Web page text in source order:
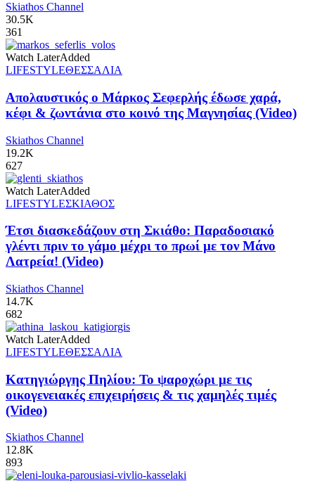
Skiathos Channel
30.5K
361
Watch LaterAdded
LIFESTYLEΘΕΣΣΑΛΙΑ
Απολαυστικός ο Μάρκος Σεφερλής έδωσε χαρά,
κέφι & ζωντάνια στο κοινό της Μαγνησίας (Video)
Skiathos Channel
19.2K
627
Watch LaterAdded
LIFESTYLEΣΚΙΑΘΟΣ
Έτσι διασκεδάζουν στη Σκιάθο: Παραδοσιακό
γλέντι πριν το γάμο μέχρι το πρωί με τον Μάνο
Λατρεία! (Video)
Skiathos Channel
14.7K
682
Watch LaterAdded
LIFESTYLEΘΕΣΣΑΛΙΑ
Κατηγιώργης Πηλίου: Το ψαροχώρι με τις
οικογενειακές επιχειρήσεις & τις χαμηλές τιμές
(Video)
Skiathos Channel
12.8K
893